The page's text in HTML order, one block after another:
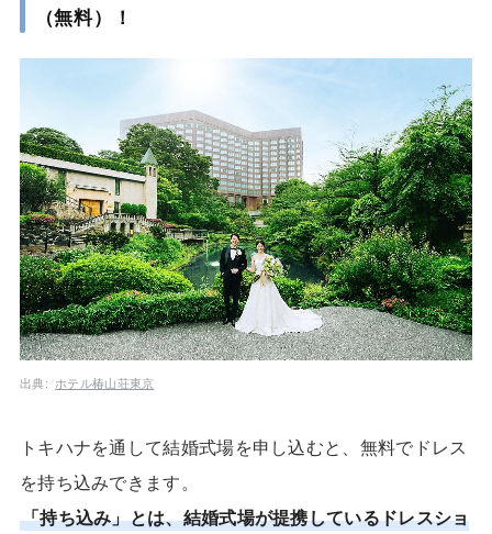
（無料）！
出典: ホテル椿山荘東京
トキハナを通して結婚式場を申し込むと、無料でドレス
を持ち込みできます。
「持ち込み」とは、結婚式場が提携しているドレスショ